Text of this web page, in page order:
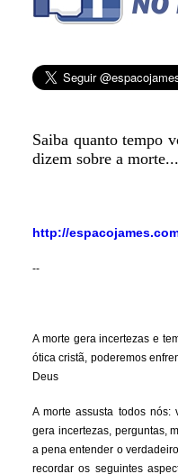
Saiba quanto tempo
dizem sobre a
http://
--
A morte gera incertezas e
ótica cristã, poderemos
Deus
A morte assusta todos nós:
gera incertezas, perguntas,
a pena entender o
recordar os seguintes